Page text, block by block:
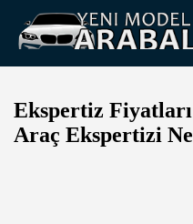
Ekspertiz
Araç Ekspertizi